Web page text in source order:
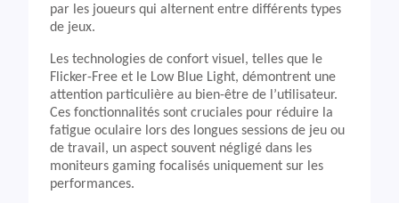
par les joueurs qui alternent entre différents types
de jeux.
Les technologies de confort visuel, telles que le
Flicker-Free et le Low Blue Light, démontrent une
attention particulière au bien-être de l’utilisateur.
Ces fonctionnalités sont cruciales pour réduire la
fatigue oculaire lors des longues sessions de jeu ou
de travail, un aspect souvent négligé dans les
moniteurs gaming focalisés uniquement sur les
performances.